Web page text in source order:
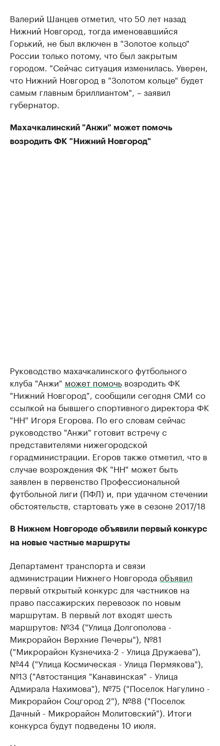
Валерий Шанцев отметил, что 50 лет назад
Нижний Новгород, тогда именовавшийся
Горький, не был включен в "Золотое кольцо"
России только потому, что был закрытым
городом. "Сейчас ситуация изменилась. Уверен,
что Нижний Новгород в "Золотом кольце" будет
самым главным бриллиантом", – заявил
губернатор.
Махачкалинский "Анжи" может помочь
возродить ФК "Нижний Новгород"
Руководство махачкалинского футбольного
клуба "Анжи" может помочь возродить ФК
"Нижний Новгород", сообщили сегодня СМИ со
ссылкой на бывшего спортивного директора ФК
"НН" Игоря Егорова. По его словам сейчас
руководство "Анжи" готовит встречу с
представителями нижегородской
горадминистрации. Егоров также отметил, что в
случае возрождения ФК "НН" может быть
заявлен в первенство Профессиональной
футбольной лиги (ПФЛ) и, при удачном стечении
обстоятельств, стартовать уже в сезоне 2017/18
В Нижнем Новгороде объявили первый конкурс
на новые частные маршруты
Департамент транспорта и связи
администрации Нижнего Новгорода объявил
первый открытый конкурс для частников на
право пассажирских перевозок по новым
маршрутам. В первый лот входят шесть
маршрутов: №34 ("Улица Долгополова -
Микрорайон Верхние Печеры"), №81
("Микрорайон Кузнечиха-2 - Улица Дружаева"),
№44 ("Улица Космическая - Улица Пермякова"),
№13 ("Автостанция "Канавинская" - Улица
Адмирала Нахимова"), №75 ("Поселок Нагулино -
Микрорайон Соцгород 2"), №88 ("Поселок
Дачный - Микрорайон Молитовский"). Итоги
конкурса будут подведены 10 июля.